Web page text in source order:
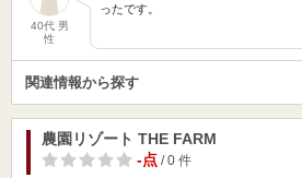
40代 男
性
ったです。
関連情報から探す
農園リゾート THE FARM
-点/ 0 件